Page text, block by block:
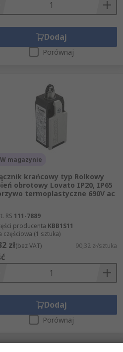
Dodaj
Porównaj
W magazynie
krańcowy typ Rolkowy
obrotowy Lovato IP20, IP65
termoplastyczne 690V ac
RS 111-7889
producenta KBB1S11
częściowa (1 sztuka)
zł(bez VAT) 90,32 zł/sztuka
Dodaj
Porównaj